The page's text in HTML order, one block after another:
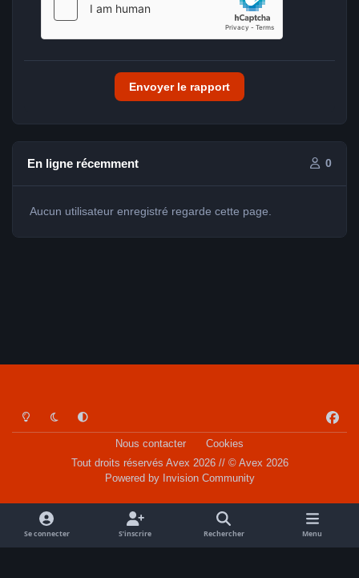
Envoyer le rapport
En ligne récemment 0
Aucun utilisateur enregistré regarde cette page.
Light ModeDark ModeSystem Preference
a
o
k
Nous contacter
Cookies
Tout droits réservés Avex 2026 // © Avex 2026
Powered by Invision Community
Se connecter S’inscrire Rechercher Menu